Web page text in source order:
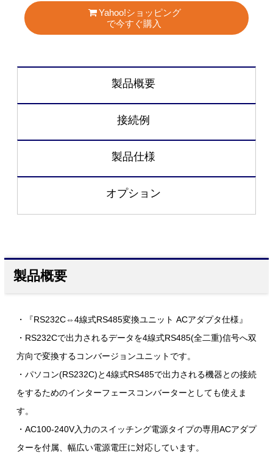
Yahoo!ショッピング
で今すぐ購入
製品概要
接続例
製品仕様
オプション
製品概要
・『RS232C⇔4線式RS485変換ユニット ACアダプタ仕様』
・RS232Cで出力されるデータを4線式RS485(全二重)信号へ双
方向で変換するコンバージョンユニットです。
・パソコン(RS232C)と4線式RS485で出力される機器との接続
をするためのインターフェースコンバーターとしても使えま
す。
・AC100-240V入力のスイッチング電源タイプの専用ACアダプ
ターを付属、幅広い電源電圧に対応しています。